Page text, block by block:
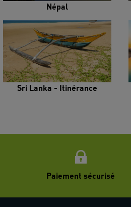
Népal
Sri Lanka - Itinérance
Paiement sécurisé